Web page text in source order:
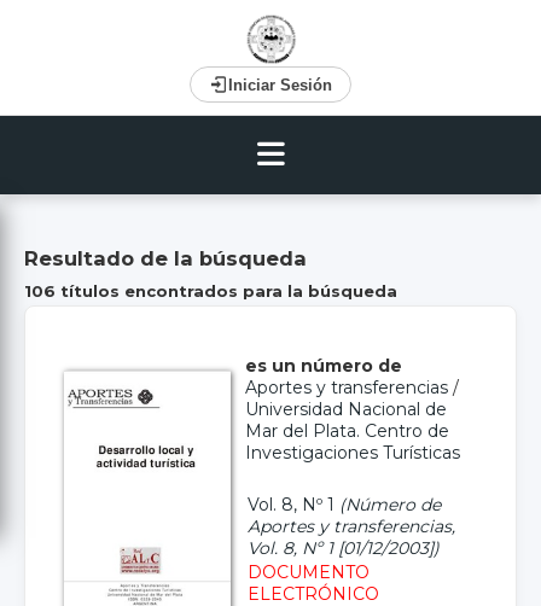
Iniciar Sesión
Resultado de la búsqueda
106 títulos encontrados para la búsqueda
es un número de
Aportes y transferencias /
Universidad Nacional de
Mar del Plata. Centro de
Investigaciones Turísticas
Vol. 8, Nº 1 (Número de
Aportes y transferencias,
Vol. 8, Nº 1 [01/12/2003])
DOCUMENTO
ELECTRÓNICO